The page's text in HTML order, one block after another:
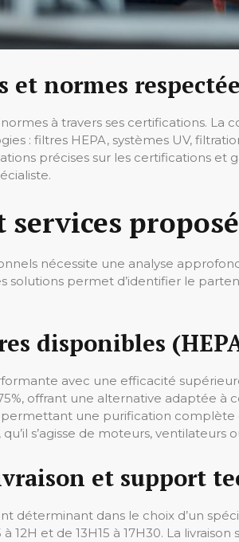
normes
à travers ses certifications. La
: filtres HEPA, systèmes UV,
précises sur les certifications
nécessite une analyse
permet d’identifier le
disponibles
avec une efficacité
offrant une alternative adaptée
une purification
s’agisse de moteurs, ventilateurs
et support
dans le choix d’un
12H et de 13H15 à 17H30. La